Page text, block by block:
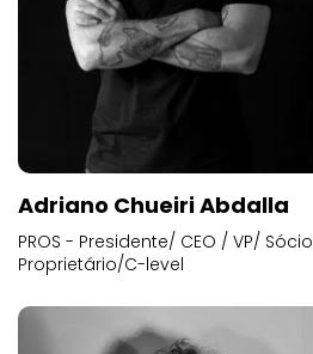
Adriano Chueiri Abdalla
PROS - Presidente/ CEO / VP/ Sócio
Proprietário/C-level